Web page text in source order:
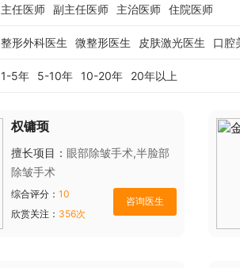
主任医师 副主任医师 主治医师 住院医师
整形外科医生 微整形医生 皮肤激光医生 口腔
1-5年 5-10年 10-20年 20年以上
权镛顼
擅长项目： 眼部除皱手术,半脸部
除皱手术
综合评分：10
欣赏关注： 356次